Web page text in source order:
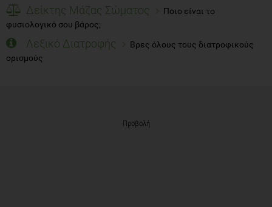
Δείκτης Μάζας Σώματος
Ποιο είναι το
φυσιολογικό σου βάρος;
Λεξικό Διατροφής
Βρες όλους τους διατροφικούς
ορισμούς
Προβολή